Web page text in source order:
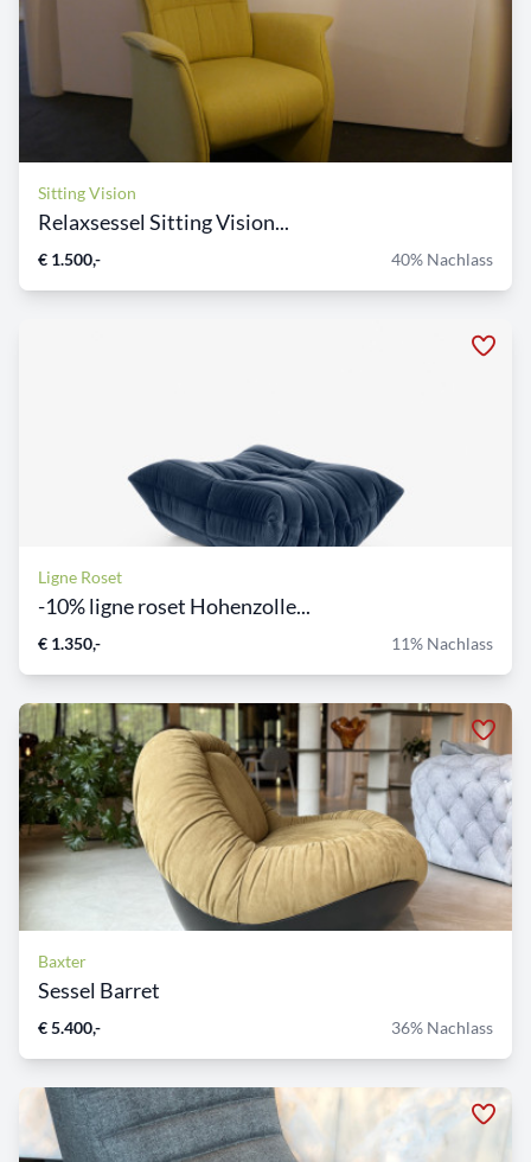
Sitting Vision
Relaxsessel Sitting Vision...
€ 1.500,- 40% Nachlass
Ligne Roset
-10% ligne roset Hohenzolle...
€ 1.350,- 11% Nachlass
Baxter
Sessel Barret
€ 5.400,- 36% Nachlass